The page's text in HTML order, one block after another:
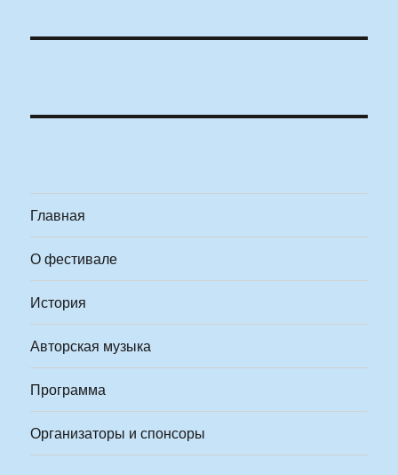
Главная
О фестивале
История
Авторская музыка
Программа
Организаторы и спонсоры